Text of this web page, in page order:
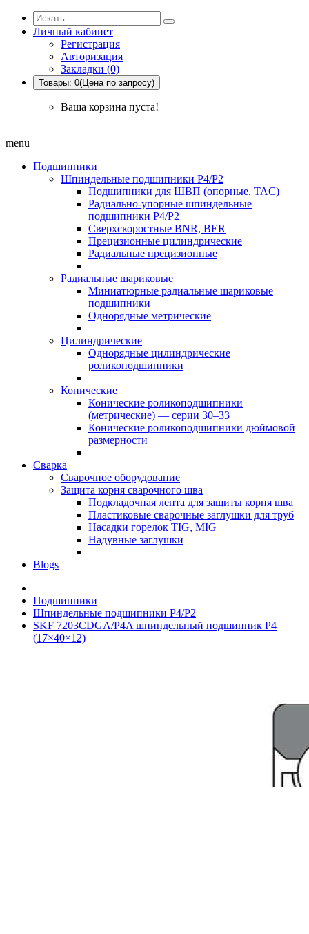
Личный кабинет
Регистрация
Авторизация
Закладки (0)
Товары: 0(Цена по запросу)
Ваша корзина пуста!
menu
Подшипники
Шпиндельные подшипники P4/P2
Подшипники для ШВП (опорные, TAC)
Радиально-упорные шпиндельные
подшипники P4/P2
Сверхскоростные BNR, BER
Прецизионные цилиндрические
Радиальные прецизионные
Радиальные шариковые
Миниатюрные радиальные шариковые
подшипники
Однорядные метрические
Цилиндрические
Однорядные цилиндрические
роликоподшипники
Конические
Конические роликоподшипники
(метрические) — серии 30–33
Конические роликоподшипники дюймовой
размерности
Сварка
Сварочное оборудование
Защита корня сварочного шва
Подкладочная лента для защиты корня шва
Пластиковые сварочные заглушки для труб
Насадки горелок TIG, MIG
Надувные заглушки
Blogs
Подшипники
Шпиндельные подшипники P4/P2
SKF 7203CDGA/P4A шпиндельный подшипник P4
(17×40×12)